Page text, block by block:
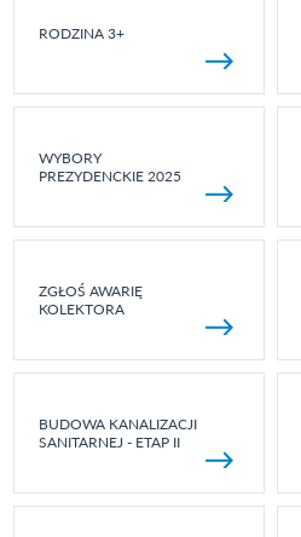
RODZINA 3+
WYBORY
PREZYDENCKIE 2025
ZGŁOŚ AWARIĘ
KOLEKTORA
BUDOWA KANALIZACJI
SANITARNEJ - ETAP II